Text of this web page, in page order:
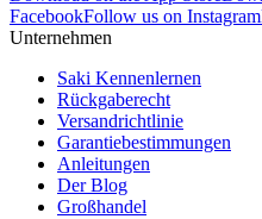
FacebookFollow us on Instagram
Unternehmen
Saki Kennenlernen
Rückgaberecht
Versandrichtlinie
Garantiebestimmungen
Anleitungen
Der Blog
Großhandel